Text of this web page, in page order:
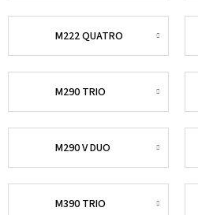
M222 QUATRO
M290 TRIO
M290 V DUO
M390 TRIO